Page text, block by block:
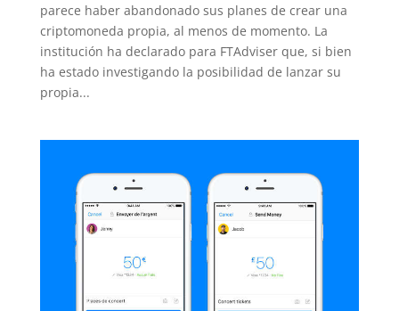
parece haber abandonado sus planes de crear una
criptomoneda propia, al menos de momento. La
institución ha declarado para FTAdviser que, si bien
ha estado investigando la posibilidad de lanzar su
propia...